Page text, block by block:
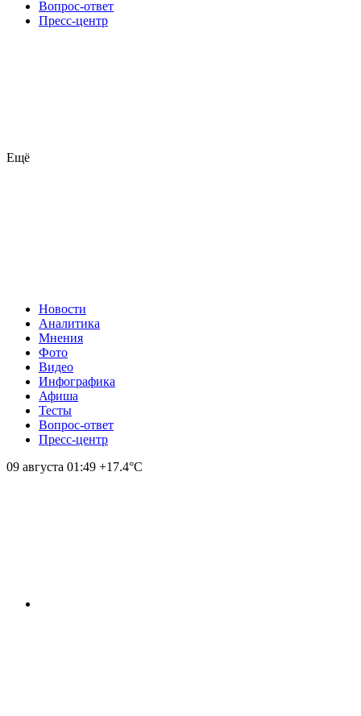
Вопрос-ответ
Пресс-центр
Ещё
Новости
Аналитика
Мнения
Фото
Видео
Инфографика
Афиша
Тесты
Вопрос-ответ
Пресс-центр
09 августа 01:49 +17.4°С